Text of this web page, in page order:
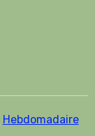
Hebdomadaire